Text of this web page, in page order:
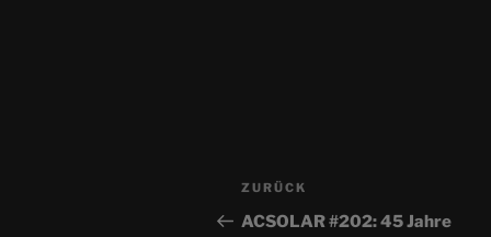
Beitragsnavigation
Vorheriger
Beitrag
ZURÜCK
ACSOLAR #202: 45 Jahre